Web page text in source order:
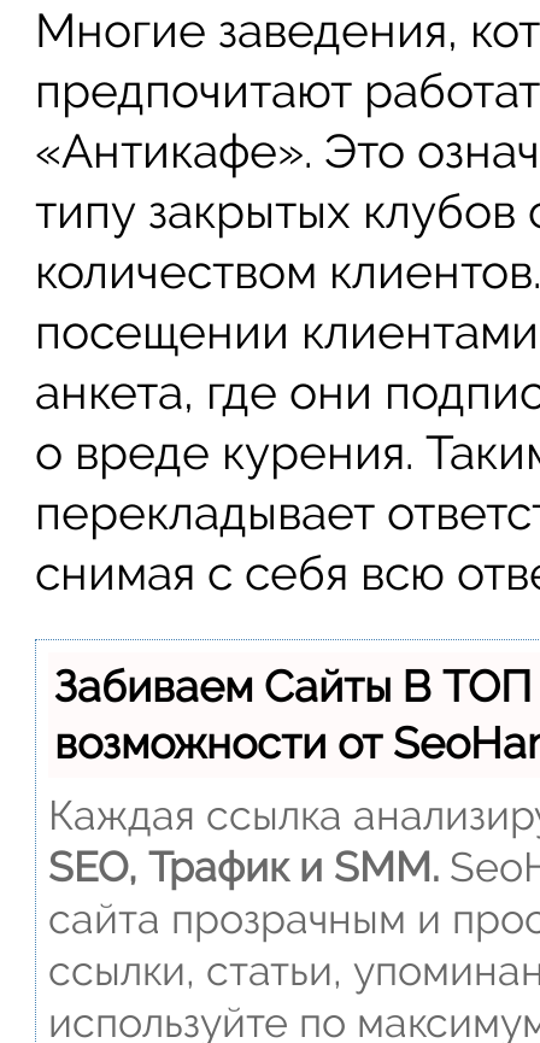
Многие заведения,
предпочитают
«Антикафе». Это
типу закрытых
количеством
посещении клиентами
анкета, где они
о вреде курения.
перекладывает
снимая с себя всю
Забиваем Сайты В
возможности от
Каждая ссылка
SEO, Трафик и SMM.
сайта прозрачным и
ссылки, статьи,
используйте по